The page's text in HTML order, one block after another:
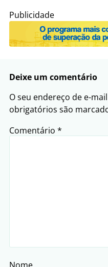
Publicidade
Deixe um comentário
O seu endereço de e-
obrigatórios são
Comentário *